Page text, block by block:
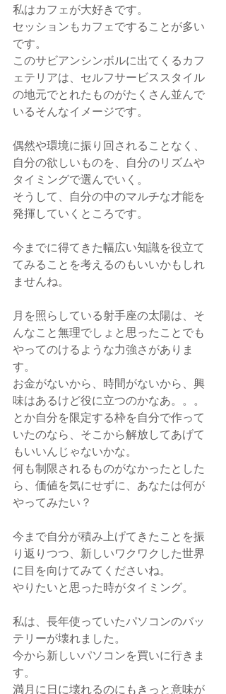
私はカフェが大好きです。
セッションもカフェですることが多い
です。
このサビアンシンボルに出てくるカフ
ェテリアは、セルフサービススタイル
の地元でとれたものがたくさん並んで
いるそんなイメージです。
偶然や環境に振り回されることなく、
自分の欲しいものを、自分のリズムや
タイミングで選んでいく。
そうして、自分の中のマルチな才能を
発揮していくところです。
今までに得てきた幅広い知識を役立て
てみることを考えるのもいいかもしれ
ませんね。
月を照らしている射手座の太陽は、そ
んなこと無理でしょと思ったことでも
やってのけるような力強さがありま
す。
お金がないから、時間がないから、興
味はあるけど役に立つのかなあ。。。
とか自分を限定する枠を自分で作って
いたのなら、そこから解放してあげて
もいいんじゃないかな。
何も制限されるものがなかったとした
ら、価値を気にせずに、あなたは何が
やってみたい？
今まで自分が積み上げてきたことを振
り返りつつ、新しいワクワクした世界
に目を向けてみてくださいね。
やりたいと思った時がタイミング。
私は、長年使っていたパソコンのバッ
テリーが壊れました。
今から新しいパソコンを買いに行きま
す。
満月に日に壊れるのにもきっと意味が